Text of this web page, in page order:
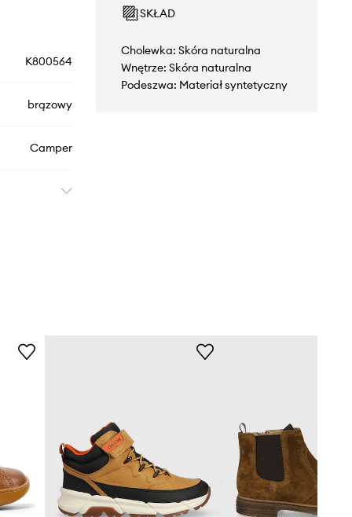
K800564
brązowy
Camper
SKŁAD
Cholewka: Skóra naturalna
Wnętrze: Skóra naturalna
Podeszwa: Materiał syntetyczny